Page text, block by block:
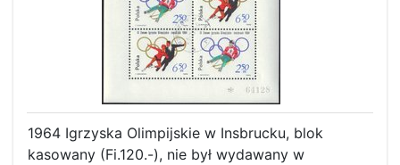
1964 Igrzyska Olimpijskie w Insbrucku, blok
kasowany (Fi.120.-), nie był wydawany w